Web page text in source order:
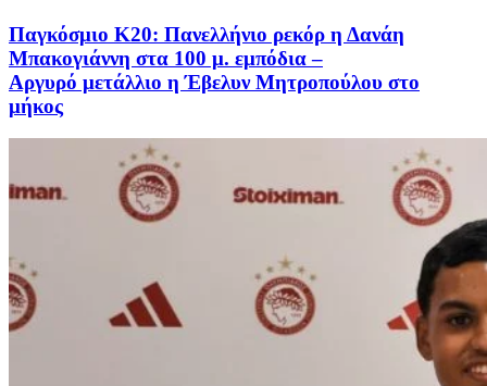
Παγκόσμιο Κ20: Πανελλήνιο ρεκόρ η Δανάη
Μπακογιάννη στα 100 μ. εμπόδια –
Αργυρό μετάλλιο η Έβελυν Μητροπούλου στο
μήκος